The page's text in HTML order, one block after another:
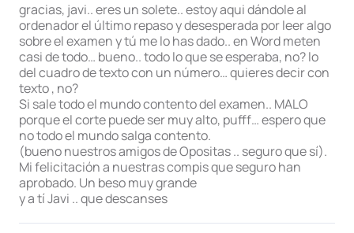
gracias, javi.. eres un solete.. estoy aqui dándole al
ordenador el último repaso y desesperada por leer algo
sobre el examen y tú me lo has dado.. en Word meten
casi de todo… bueno.. todo lo que se esperaba, no? lo
del cuadro de texto con un número… quieres decir con
texto , no?
Si sale todo el mundo contento del examen.. MALO
porque el corte puede ser muy alto, pufff… espero que
no todo el mundo salga contento.
(bueno nuestros amigos de Opositas .. seguro que sí).
Mi felicitación a nuestras compis que seguro han
aprobado. Un beso muy grande
y a tí Javi .. que descanses